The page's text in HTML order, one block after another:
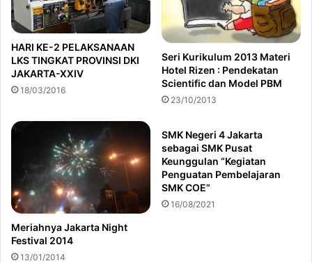
HARI KE-2 PELAKSANAAN
LKS TINGKAT PROVINSI DKI
JAKARTA-XXIV
18/03/2016
Seri Kurikulum 2013 Materi
Hotel Rizen : Pendekatan
Scientific dan Model PBM
23/10/2013
Meriahnya Jakarta Night
Festival 2014
13/01/2014
SMK Negeri 4 Jakarta
sebagai SMK Pusat
Keunggulan “Kegiatan
Penguatan Pembelajaran
SMK COE”
16/08/2021